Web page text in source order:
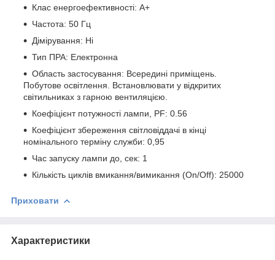
Клас енергоефективності: А+
Частота: 50 Гц
Дімірування: Ні
Тип ПРА: Електронна
Область застосування: Всередині приміщень.
Побутове освітлення. Встановлювати у відкритих
світильниках з гарною вентиляцією.
Коефіцієнт потужності лампи, PF: 0.56
Коефіцієнт збереження світловіддачі в кінці
номінального терміну служби: 0,95
Час запуску лампи до, сек: 1
Кількість циклів вмикання/вимикання (On/Off): 25000
Приховати
Характеристики